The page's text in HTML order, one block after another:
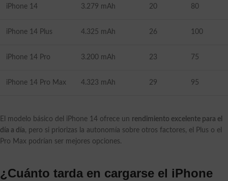
iPhone 14 3.279 mAh 20 80
iPhone 14 Plus 4.325 mAh 26 100
iPhone 14 Pro 3.200 mAh 23 75
iPhone 14 Pro Max 4.323 mAh 29 95
El modelo básico del iPhone 14 ofrece un rendimiento excelente para el
día a día, pero si priorizas la autonomía sobre otros factores, el Plus o el
Pro Max podrían ser mejores opciones.
¿Cuánto tarda en cargarse el iPhone